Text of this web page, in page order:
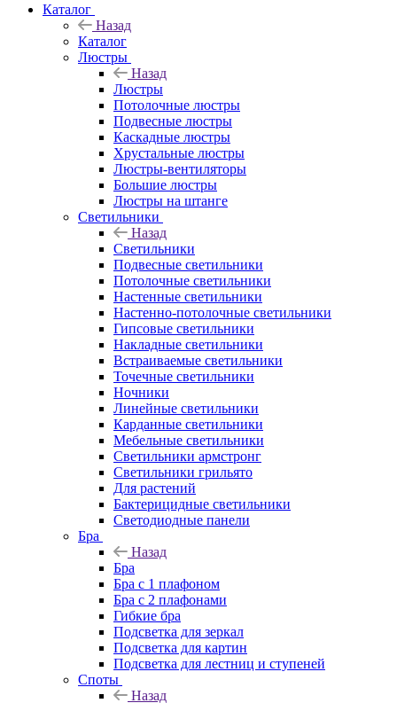
Каталог
Назад
Каталог
Люстры
Назад
Люстры
Потолочные люстры
Подвесные люстры
Каскадные люстры
Хрустальные люстры
Люстры-вентиляторы
Большие люстры
Люстры на штанге
Светильники
Назад
Светильники
Подвесные светильники
Потолочные светильники
Настенные светильники
Настенно-потолочные светильники
Гипсовые светильники
Накладные светильники
Встраиваемые светильники
Точечные светильники
Ночники
Линейные светильники
Карданные светильники
Мебельные светильники
Светильники армстронг
Светильники грильято
Для растений
Бактерицидные светильники
Светодиодные панели
Бра
Назад
Бра
Бра с 1 плафоном
Бра с 2 плафонами
Гибкие бра
Подсветка для зеркал
Подсветка для картин
Подсветка для лестниц и ступеней
Споты
Назад